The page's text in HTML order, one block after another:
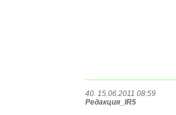
40. 15.06.2011 08:59
Редакция_IR5